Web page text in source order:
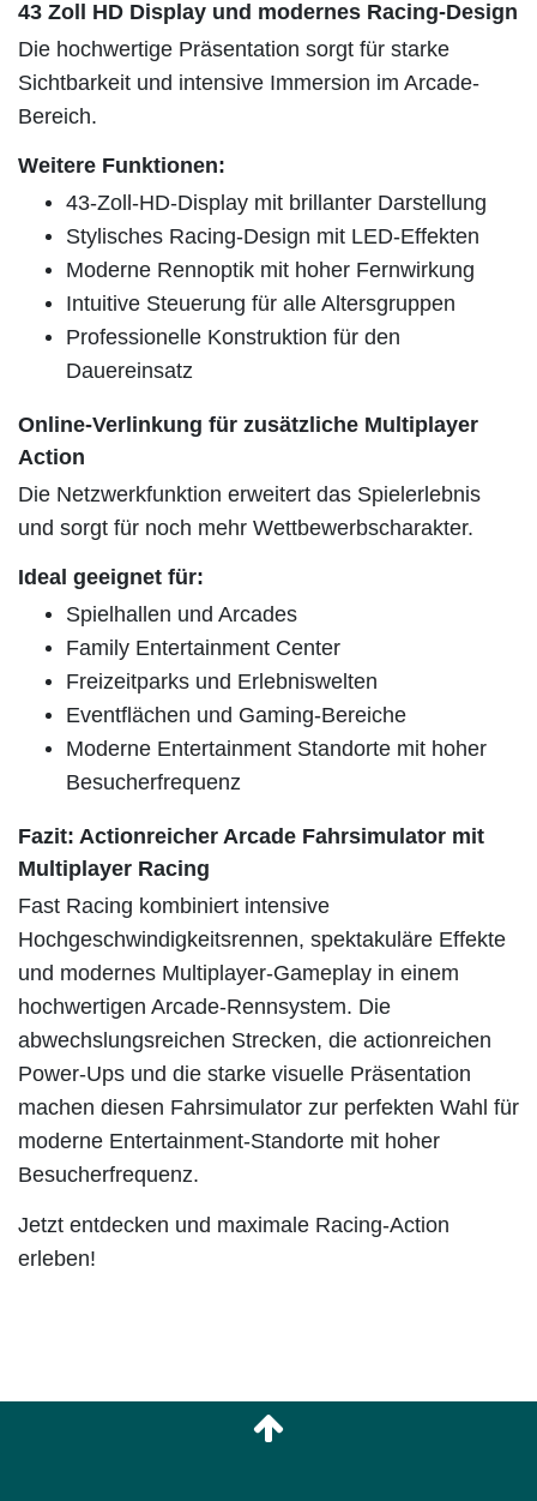
43 Zoll HD Display und modernes Racing-Design
Die hochwertige Präsentation sorgt für starke
Sichtbarkeit und intensive Immersion im Arcade-
Bereich.
Weitere Funktionen:
43-Zoll-HD-Display mit brillanter Darstellung
Stylisches Racing-Design mit LED-Effekten
Moderne Rennoptik mit hoher Fernwirkung
Intuitive Steuerung für alle Altersgruppen
Professionelle Konstruktion für den
Dauereinsatz
Online-Verlinkung für zusätzliche Multiplayer
Action
Die Netzwerkfunktion erweitert das Spielerlebnis
und sorgt für noch mehr Wettbewerbscharakter.
Ideal geeignet für:
Spielhallen und Arcades
Family Entertainment Center
Freizeitparks und Erlebniswelten
Eventflächen und Gaming-Bereiche
Moderne Entertainment Standorte mit hoher
Besucherfrequenz
Fazit: Actionreicher Arcade Fahrsimulator mit
Multiplayer Racing
Fast Racing kombiniert intensive
Hochgeschwindigkeitsrennen, spektakuläre Effekte
und modernes Multiplayer-Gameplay in einem
hochwertigen Arcade-Rennsystem. Die
abwechslungsreichen Strecken, die actionreichen
Power-Ups und die starke visuelle Präsentation
machen diesen Fahrsimulator zur perfekten Wahl für
moderne Entertainment-Standorte mit hoher
Besucherfrequenz.
Jetzt entdecken und maximale Racing-Action
erleben!